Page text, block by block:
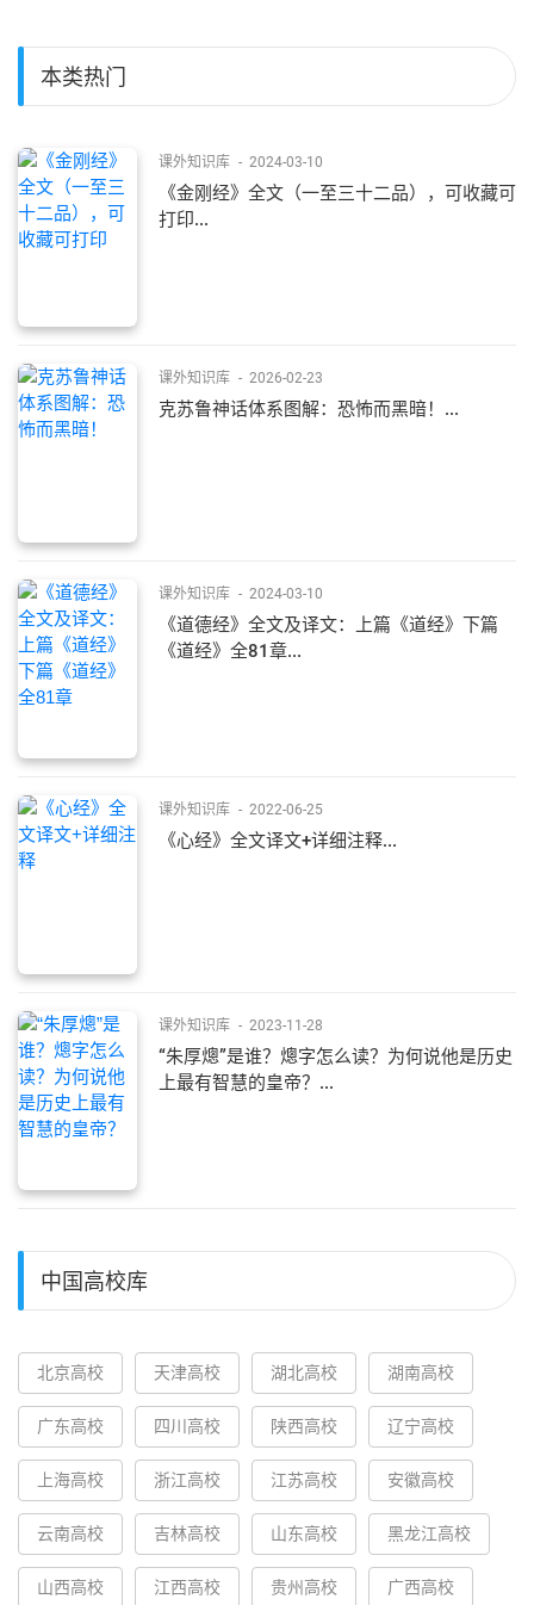
本类热门
课外知识库 - 2024-03-10
《金刚经》全文（一至三十二品），可收藏可
打印...
课外知识库 - 2026-02-23
克苏鲁神话体系图解：恐怖而黑暗！...
课外知识库 - 2024-03-10
《道德经》全文及译文：上篇《道经》下篇
《道经》全81章...
课外知识库 - 2022-06-25
《心经》全文译文+详细注释...
课外知识库 - 2023-11-28
“朱厚熜”是谁？熜字怎么读？为何说他是历史
上最有智慧的皇帝？...
中国高校库
北京高校 天津高校 湖北高校 湖南高校
广东高校 四川高校 陕西高校 辽宁高校
上海高校 浙江高校 江苏高校 安徽高校
云南高校 吉林高校 山东高校 黑龙江高校
山西高校 江西高校 贵州高校 广西高校